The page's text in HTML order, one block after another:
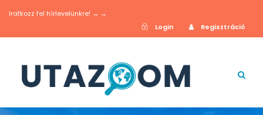
Iratkozz fel hírlevelünkre! → →
Login
Regisztráció